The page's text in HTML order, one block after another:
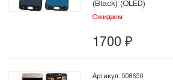
(Black) (OLED)
Ожидаем
1700 ₽
Артикул: 508650